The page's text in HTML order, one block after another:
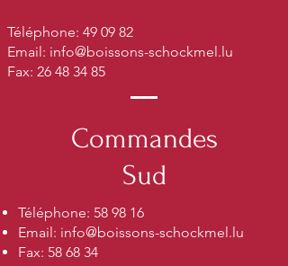
Téléphone: 49 09 82
Email: info@boissons-schockmel.lu
Fax: 26 48 34 85
Commandes
Sud
Téléphone: 58 98 16
Email: info@boissons-schockmel.lu
Fax: 58 68 34